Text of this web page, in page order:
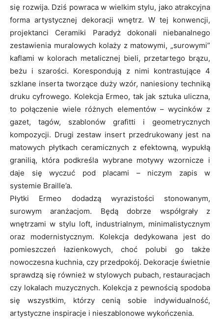
się rozwija. Dziś powraca w wielkim stylu, jako atrakcyjna
forma artystycznej dekoracji wnętrz. W tej konwencji,
projektanci Ceramiki Paradyż dokonali niebanalnego
zestawienia muralowych kolaży z matowymi, „surowymi”
kaflami w kolorach metalicznej bieli, przetartego brązu,
beżu i szarości. Korespondują z nimi kontrastujące 4
szklane inserta tworzące duży wzór, naniesiony techniką
druku cyfrowego. Kolekcja Ermeo, tak jak sztuka uliczna,
to połączenie wiele różnych elementów – wycinków z
gazet, tagów, szablonów grafitti i geometrycznych
kompozycji. Drugi zestaw insert przedrukowany jest na
matowych płytkach ceramicznych z efektowną, wypukłą
granilią, która podkreśla wybrane motywy wzornicze i
daje się wyczuć pod placami – niczym zapis w
systemie Braille’a.
Płytki Ermeo dodadzą wyrazistości stonowanym,
surowym aranżacjom. Będą dobrze współgrały z
wnętrzami w stylu loft, industrialnym, minimalistycznym
oraz modernistycznym. Kolekcja dedykowana jest do
pomieszczeń łazienkowych, choć polubi go także
nowoczesna kuchnia, czy przedpokój. Dekoracje świetnie
sprawdzą się również w stylowych pubach, restauracjach
czy lokalach muzycznych. Kolekcja z pewnością spodoba
się wszystkim, którzy cenią sobie indywidualność,
artystyczne inspiracje i nieszablonowe wykończenia.